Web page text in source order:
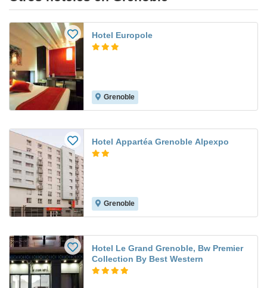
Hotel Europole
Grenoble
Hotel Appartéa Grenoble Alpexpo
Grenoble
Hotel Le Grand Grenoble, Bw Premier
Collection By Best Western